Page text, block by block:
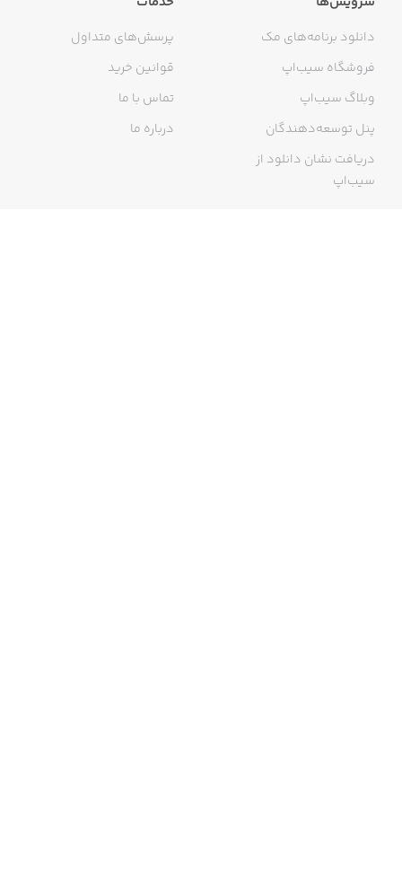
دانلود برنامه‌های مک
فروشگاه سیب‌اپ
وبلاگ سیب‌اپ
پنل توسعه‌دهندگان
دریافت نشان دانلود از
سیب‌اپ
پرسش‌های متداول
قوانین خرید
تماس با ما
درباره ما